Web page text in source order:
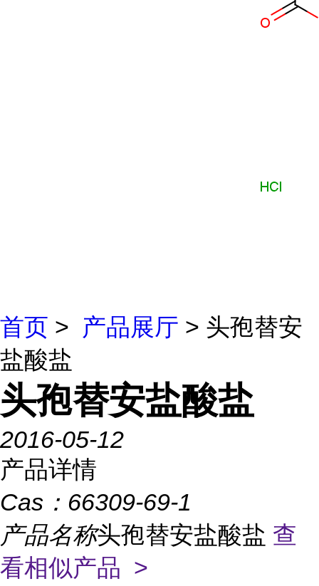
首页 > 产品展厅 > 头孢替安
盐酸盐
头孢替安盐酸盐
2016-05-12
产品详情
Cas： 66309-69-1
产品名称头孢替安盐酸盐 查
看相似产品 >